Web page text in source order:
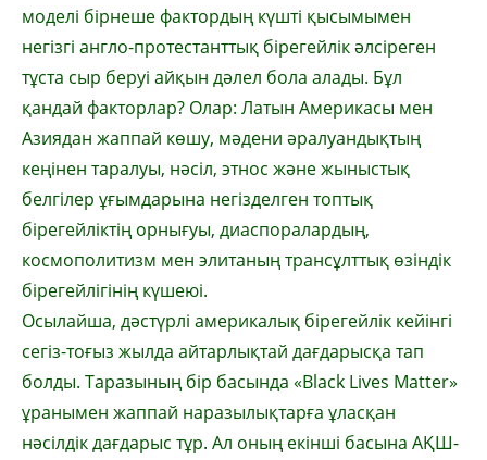
моделі бірнеше фактордың күшті қысымымен
негізгі англо-протестанттық бірегейлік әлсіреген
тұста сыр беруі айқын дәлел бола алады. Бұл
қандай факторлар? Олар: Латын Аме­рикасы мен
Азиядан жаппай көшу, мәдени әралуандықтың
кеңінен таралуы, нәсіл, этнос және жыныстық
белгілер ұғым­да­рына негізделген топтық
бірегейліктің ор­нығуы, диаспоралардың,
космополитизм мен элитаның трансұлттық өзіндік
біре­гейлігінің күшеюі.
Осылайша, дәстүрлі америкалық біре­гей­лік кейінгі
сегіз-тоғыз жылда айтар­лық­тай дағдарысқа тап
болды. Таразының бір ба­сында «Black Lives Matter»
ұранымен жап­пай наразылықтарға ұласқан
нәсілдік дағдарыс тұр. Ал оның екінші басына АҚШ-